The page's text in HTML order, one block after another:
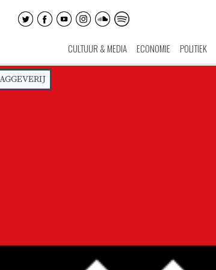
CULTUUR & MEDIA ECONOMIE POLITIEK